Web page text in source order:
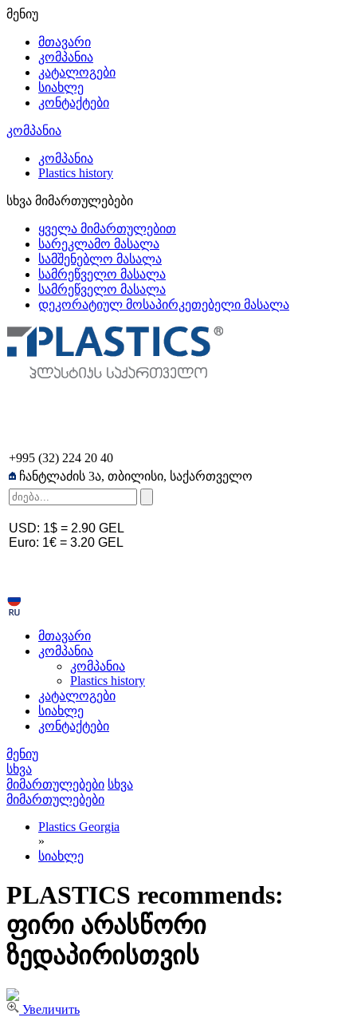
მენიუ
მთავარი
კომპანია
კატალოგები
სიახლე
კონტაქტები
კომპანია
კომპანია
Plastics history
სხვა მიმართულებები
ყველა მიმართულებით
სარეკლამო მასალა
სამშენებლო მასალა
სამრეწველო მასალა
სამრეწველო მასალა
დეკორატიულ მოსაპირკეთებელი მასალა
+995 (32) 224 20 40
ჩანტლაძის 3ა, თბილისი, საქართველო
USD: 1$ = 2.90 GEL
Euro: 1€ = 3.20 GEL
მთავარი
კომპანია
კომპანია
Plastics history
კატალოგები
სიახლე
კონტაქტები
მენიუ
სხვა
მიმართულებები სხვა
მიმართულებები
Plastics Georgia
»
სიახლე
PLASTICS recommends:
ფირი არასწორი
ზედაპირისთვის
Увеличить